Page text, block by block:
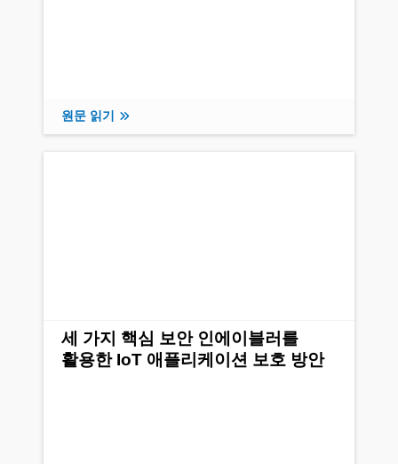
원문 읽기
세 가지 핵심 보안 인에이블러를
활용한 IoT 애플리케이션 보호 방안